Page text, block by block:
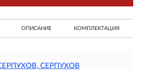
ОПИСАНИЕ КОМПЛЕКТАЦИЯ
СЕРПУХОВ